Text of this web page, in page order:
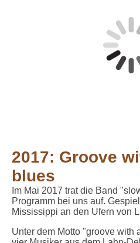
2017: Groove
blues
Im Mai 2017 trat die Band
Programm bei uns auf.
Mississippi an den Ufern von
Unter dem Motto "groove with